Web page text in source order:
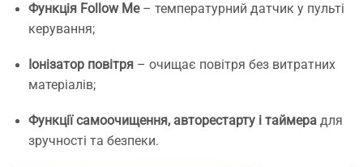
Функція Follow Me– температурний датчик у пульті
керування;
Іонізатор повітря – очищає повітря без витратних
матеріалів;
Функції самоочищення, авторестарту і таймера для
зручності та безпеки.